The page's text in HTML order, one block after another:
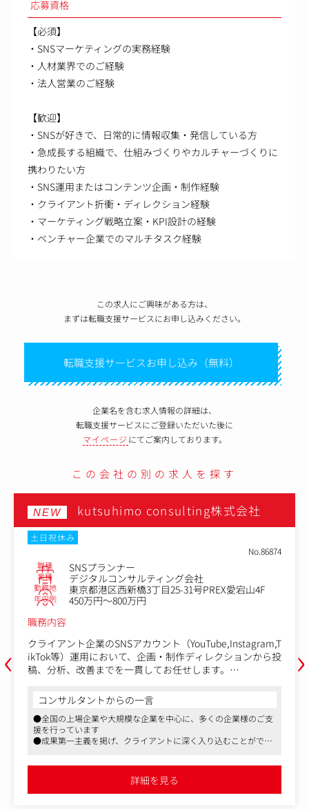
応募資格
【必須】
・SNSマーケティングの実務経験
・人材業界でのご経験
・法人営業のご経験
【歓迎】
・SNSが好きで、日常的に情報収集・発信している方
・急成長する組織で、仕組みづくりやカルチャーづくりに
携わりたい方
・SNS運用またはコンテンツ企画・制作経験
・クライアント折衝・ディレクション経験
・マーケティング戦略立案・KPI設計の経験
・ベンチャー企業でのマルチタスク経験
この求人にご興味がある方は、
まずは転職支援サービスにお申し込みください。
転職支援サービスお申し込み（無料）
企業名を含む求人情報の詳細は、
転職支援サービスにご登録いただいた後に
マイページ にてご案内しております。
この会社の別の求人を探す
‹
NEW kutsuhimo consulting株式会社
土日祝休み
No.86878
職種 SNSコンサルタント
業種 デジタルコンサルティング会社
勤務地 東京都港区西新橋3丁目25-31号PREX愛宕山4F
年収例
600万円～800万円
職務内容
クライアント企業の経営・事業課題に対し、SNSを主軸に
立案・実行支援を行います。認知・採用・売上拡大に向
け、戦略設計から企画、現場の撮影、導線提案まで幅広く
顧客の事業モデルを深く理解し、本質的な課題を特定。タ
ーゲットに刺さるコンセプト設計を行います。企画に基づ
いた動画撮影やクリエイターとの連携、投稿管理といった
現場伴走型の実行支援も担当。運用結果から、次の一手を
し、企業の意思決定をリード。担当社数は8～10社程度
で、表面的なアドバイスに留まらない深い入り込みが可能
コンサルタントからの一言
●全国の上場企業や大規模な企業を中心に、多くの企業様のご支
援を行っています
●成果第一主義を掲げ、クライアントに深く入り込むことができ
詳細を見る
›